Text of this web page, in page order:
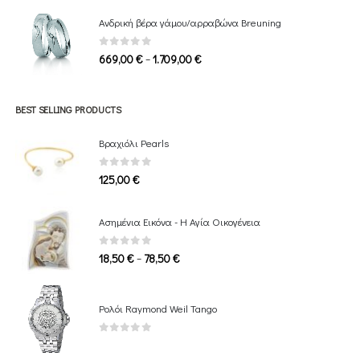
through
Ανδρική βέρα γάμου/αρραβώνα Breuning
0 out of 5
669,00€–1.709,00€Price
BEST SELLING PRODUCTS
Βραχιόλι Pearls
0out of 5
125,00€
Ασημένια Εικόνα - Η Αγία Οικογένεια
0out of 5
18,50€– 78,50€Price
through
Ρολόι Raymond Weil Tango